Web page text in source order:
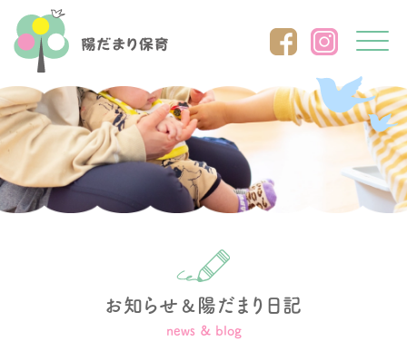
Click
お知らせ ＆ 陽だまり日記
news ＆ blog